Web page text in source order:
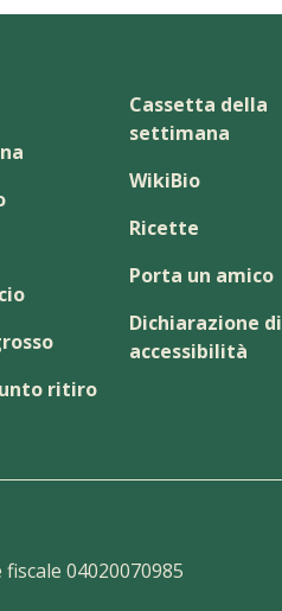
ritiro
Cassetta della
settimana
WikiBio
Ricette
Porta un amico
Dichiarazione di
accessibilità
04020070985